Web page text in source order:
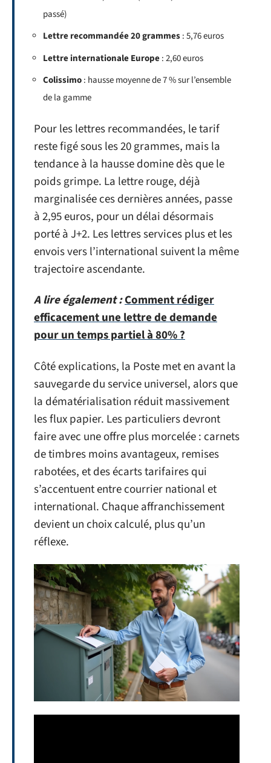
passé)
Lettre recommandée 20 grammes: 5,76 euros
Lettre internationale Europe: 2,60 euros
Colissimo: hausse moyenne de 7 % sur l’ensemble
de la gamme
Pour les lettres recommandées, le tarif
reste figé sous les 20 grammes, mais la
tendance à la hausse domine dès que le
poids grimpe. La lettre rouge, déjà
marginalisée ces dernières années, passe
à 2,95 euros, pour un délai désormais
porté à J+2. Les lettres services plus et les
envois vers l’international suivent la même
trajectoire ascendante.
A lire également :Comment rédiger
efficacement une lettre de demande
pour un temps partiel à 80% ?
Côté explications, la Poste met en avant la
sauvegarde du service universel, alors que
la dématérialisation réduit massivement
les flux papier. Les particuliers devront
faire avec une offre plus morcelée : carnets
de timbres moins avantageux, remises
rabotées, et des écarts tarifaires qui
s’accentuent entre courrier national et
international. Chaque affranchissement
devient un choix calculé, plus qu’un
réflexe.